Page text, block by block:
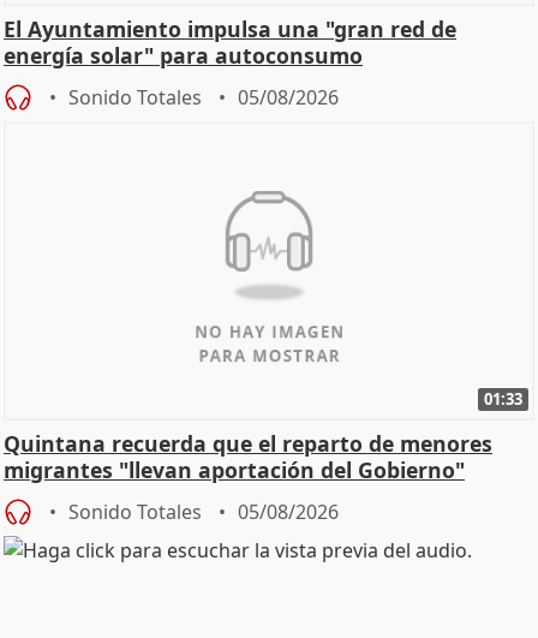
El Ayuntamiento impulsa una "gran red de
energía solar" para autoconsumo
Sonido Totales 05/08/2026
01:33
Quintana recuerda que el reparto de menores
migrantes "llevan aportación del Gobierno"
central
Sonido Totales 05/08/2026